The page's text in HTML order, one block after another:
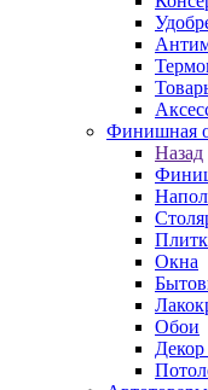
Финишная
Назад
Окна
Обои
Декор